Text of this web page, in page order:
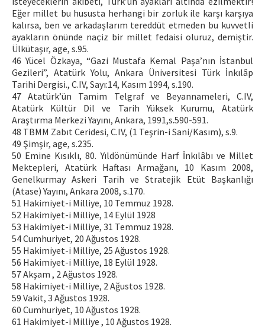
Eğer millet bu hususta herhangi bir zorluk ile karşı karşıya
kalırsa, ben ve arkadaşlarım tereddüt etmeden bu kuvvetli
ayakların önünde naçiz bir millet fedaisi oluruz, demiştir.
Ülkütaşır, age, s.95.
46 Yücel Özkaya, “Gazi Mustafa Kemal Paşa’nın İstanbul
Gezileri”, Atatürk Yolu, Ankara Üniversitesi Türk İnkılâp
Tarihi Dergisi., C.IV, Sayı:14, Kasım 1994, s.190.
47 Atatürk’ün Tamim Telgraf ve Beyannameleri, C.IV,
Atatürk Kültür Dil ve Tarih Yüksek Kurumu, Atatürk
Araştırma Merkezi Yayını, Ankara, 1991,s.590-591.
48 TBMM Zabıt Ceridesi, C.IV, (1 Teşrin-i Sani/Kasım), s.9.
49 Şimşir, age, s.235.
50 Emine Kısıklı, 80. Yıldönümünde Harf İnkılâbı ve Millet
Mektepleri, Atatürk Haftası Armağanı, 10 Kasım 2008,
Genelkurmay Askeri Tarih ve Stratejik Etüt Başkanlığı
(Atase) Yayını, Ankara 2008, s.170.
51 Hakimiyet-i Milliye, 10 Temmuz 1928.
52 Hakimiyet-i Milliye, 14 Eylül 1928
53 Hakimiyet-i Milliye, 31 Temmuz 1928.
54 Cumhuriyet, 20 Ağustos 1928.
55 Hakimiyet-i Milliye, 25 Ağustos 1928.
56 Hakimiyet-i Milliye, 18 Eylül 1928.
57 Akşam , 2 Ağustos 1928.
58 Hakimiyet-i Milliye, 2 Ağustos 1928.
59 Vakit, 3 Ağustos 1928.
60 Cumhuriyet, 10 Ağustos 1928.
61 Hakimiyet-i Milliye , 10 Ağustos 1928.